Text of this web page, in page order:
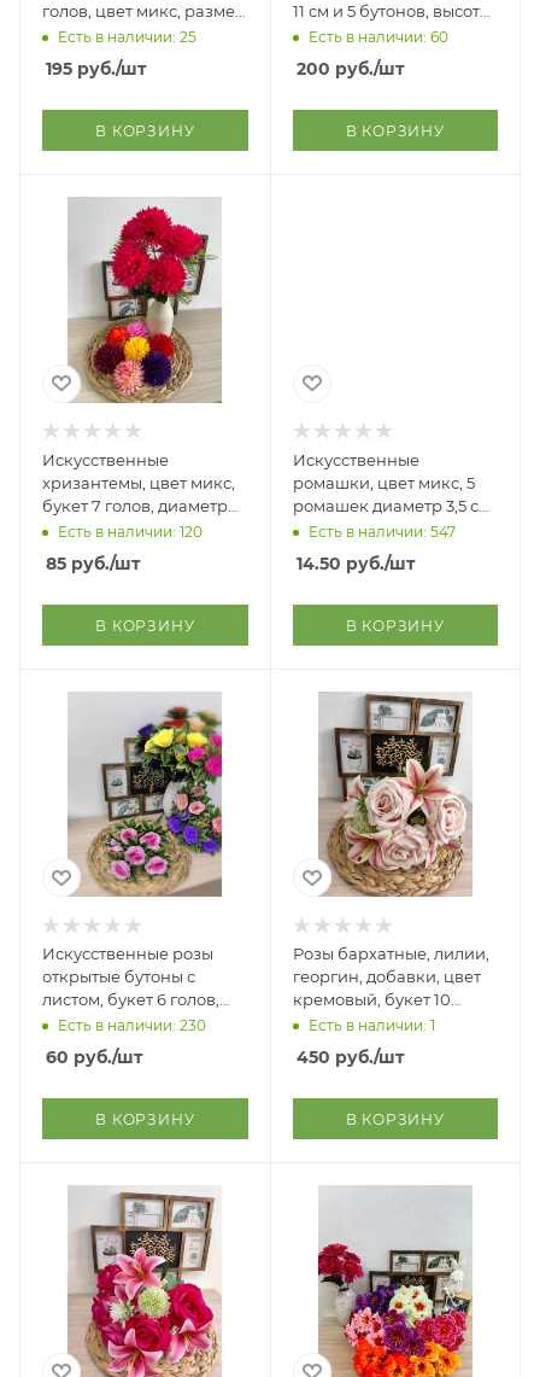
голов, цвет микс, размер
цветка 11 см, длина
букета 55 см
Есть в наличии: 25
195 руб./шт
В КОРЗИНУ
11 см и 5 бутонов, высота
букета 50 см
Есть в наличии: 60
200 руб./шт
В КОРЗИНУ
Искусственные
хризантемы, цвет микс,
букет 7 голов, диаметр
10 см, высота букета 49
Есть в наличии: 120
85 руб./шт
В КОРЗИНУ
Искусственные
ромашки, цвет микс, 5
ромашек диаметр 3,5 см,
упаковка 50 букетов,
длина букета 19 см
Есть в наличии: 547
14.50 руб./шт
В КОРЗИНУ
Искусственные розы
открытые бутоны с
листом, букет 6 голов,
высота букета 43 см
Есть в наличии: 230
60 руб./шт
В КОРЗИНУ
Розы бархатные, лилии,
георгин, добавки, цвет
кремовый, букет 10
веток, высота букета 52
Есть в наличии: 1
450 руб./шт
В КОРЗИНУ